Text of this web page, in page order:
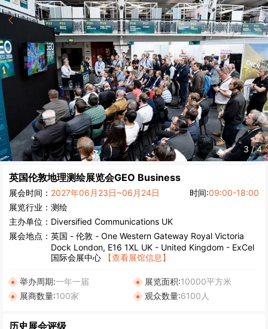
3 /4
英国伦敦地理测绘展览会GEO Business
展会时间： 2027年06月23日~06月24日 时间:09:00-18:00
展览行业： 测绘
主办单位： Diversified Communications UK
展会地点： 英国 - 伦敦 - One Western Gateway Royal Victoria
Dock London, E16 1XL UK - United Kingdom - ExCel
国际会展中心
【查看展馆信息】
举办周期:一年一届 展览面积:10000平方米
展商数量:100家 观众数量:6100人
历史展会评级